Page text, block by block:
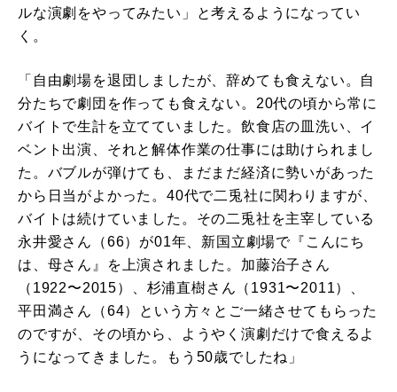
ルな演劇をやってみたい」と考えるようになってい
く。
「自由劇場を退団しましたが、辞めても食えない。自
分たちで劇団を作っても食えない。20代の頃から常に
バイトで生計を立てていました。飲食店の皿洗い、イ
ベント出演、それと解体作業の仕事には助けられまし
た。バブルが弾けても、まだまだ経済に勢いがあった
から日当がよかった。40代で二兎社に関わりますが、
バイトは続けていました。その二兎社を主宰している
永井愛さん（66）が01年、新国立劇場で『こんにち
は、母さん』を上演されました。加藤治子さん
（1922〜2015）、杉浦直樹さん（1931〜2011）、
平田満さん（64）という方々とご一緒させてもらった
のですが、その頃から、ようやく演劇だけで食えるよ
うになってきました。もう50歳でしたね」